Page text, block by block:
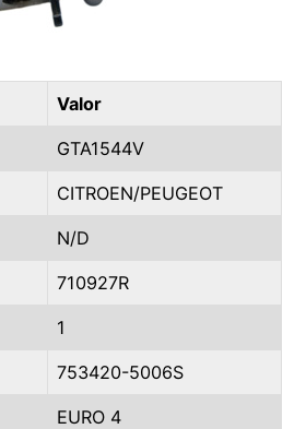
Valor
GTA1544V
CITROEN/PEUGEOT
N/D
710927R
1
753420-5006S
EURO 4